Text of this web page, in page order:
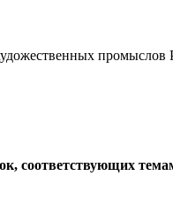
соответствующих